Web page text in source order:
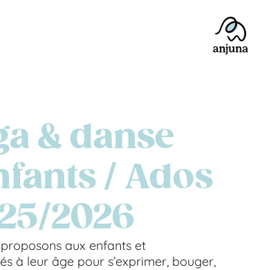
& danse
/ Ados
2026
aux enfants et
à leur âge pour s’exprimer, bouger,